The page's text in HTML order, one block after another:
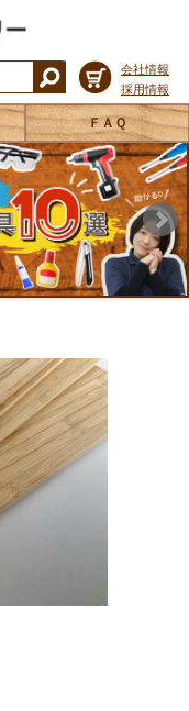
会社情報
採用情報
ＦＡＱ